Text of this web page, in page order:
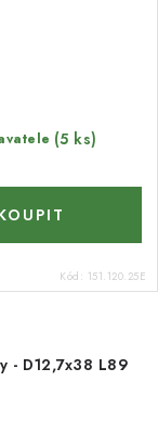
(5 ks)
Kód: 151.120.25E
- D12,7x38 L89